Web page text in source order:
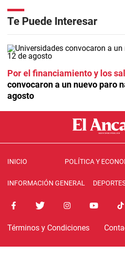
Te Puede Interesar
Por el financiamiento y los
convocaron a un nuevo paro
agosto
INICIO POLÍTICA Y
INFORMACIÓN GENERAL
Términos y Condiciones